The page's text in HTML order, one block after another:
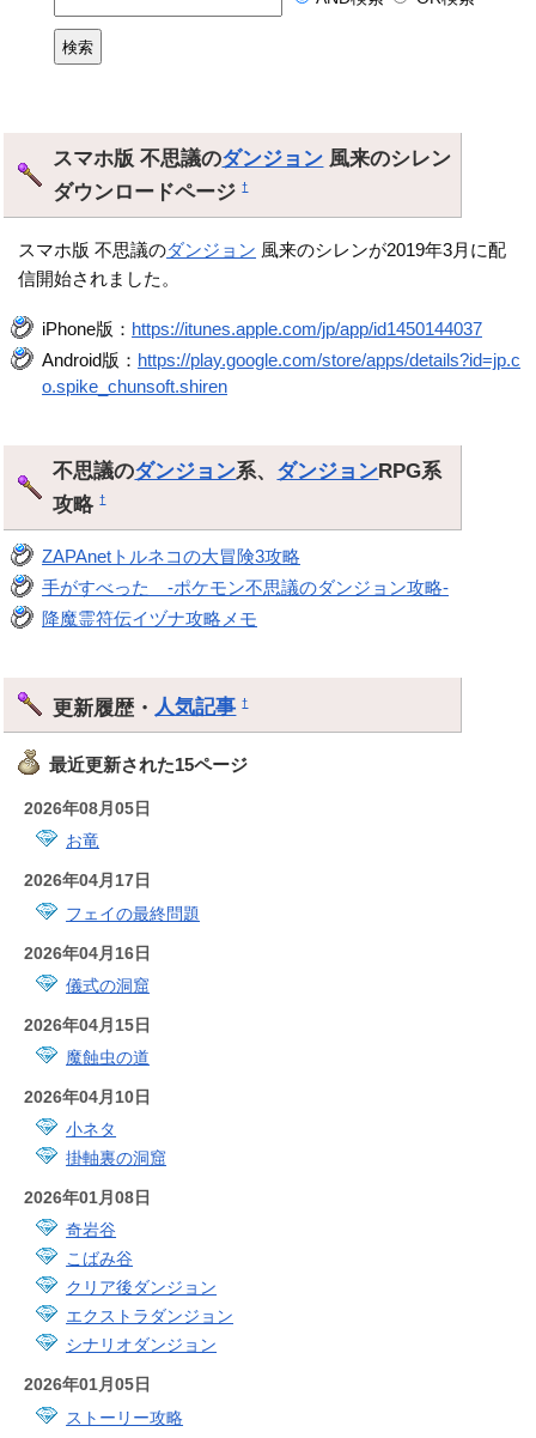
スマホ版 不思議のダンジョン 風来のシレン
ダウンロードページ†
スマホ版 不思議のダンジョン 風来のシレンが2019年3月に配
信開始されました。
iPhone版： https://itunes.apple.com/jp/app/id1450144037
Android版： https://play.google.com/store/apps/details?id=jp.c
o.spike_chunsoft.shiren
不思議のダンジョン系、 ダンジョンRPG系
攻略†
ZAPAnetトルネコの大冒険3攻略
手がすべった -ポケモン不思議のダンジョン攻略-
降魔霊符伝イヅナ攻略メモ
更新履歴・ 人気記事 †
最近更新された15ページ
2026年08月05日
お竜
2026年04月17日
フェイの最終問題
2026年04月16日
儀式の洞窟
2026年04月15日
魔蝕虫の道
2026年04月10日
小ネタ
掛軸裏の洞窟
2026年01月08日
奇岩谷
こばみ谷
クリア後ダンジョン
エクストラダンジョン
シナリオダンジョン
2026年01月05日
ストーリー攻略